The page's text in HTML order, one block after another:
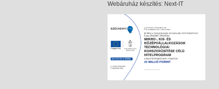
Webáruház készítés: Next-IT